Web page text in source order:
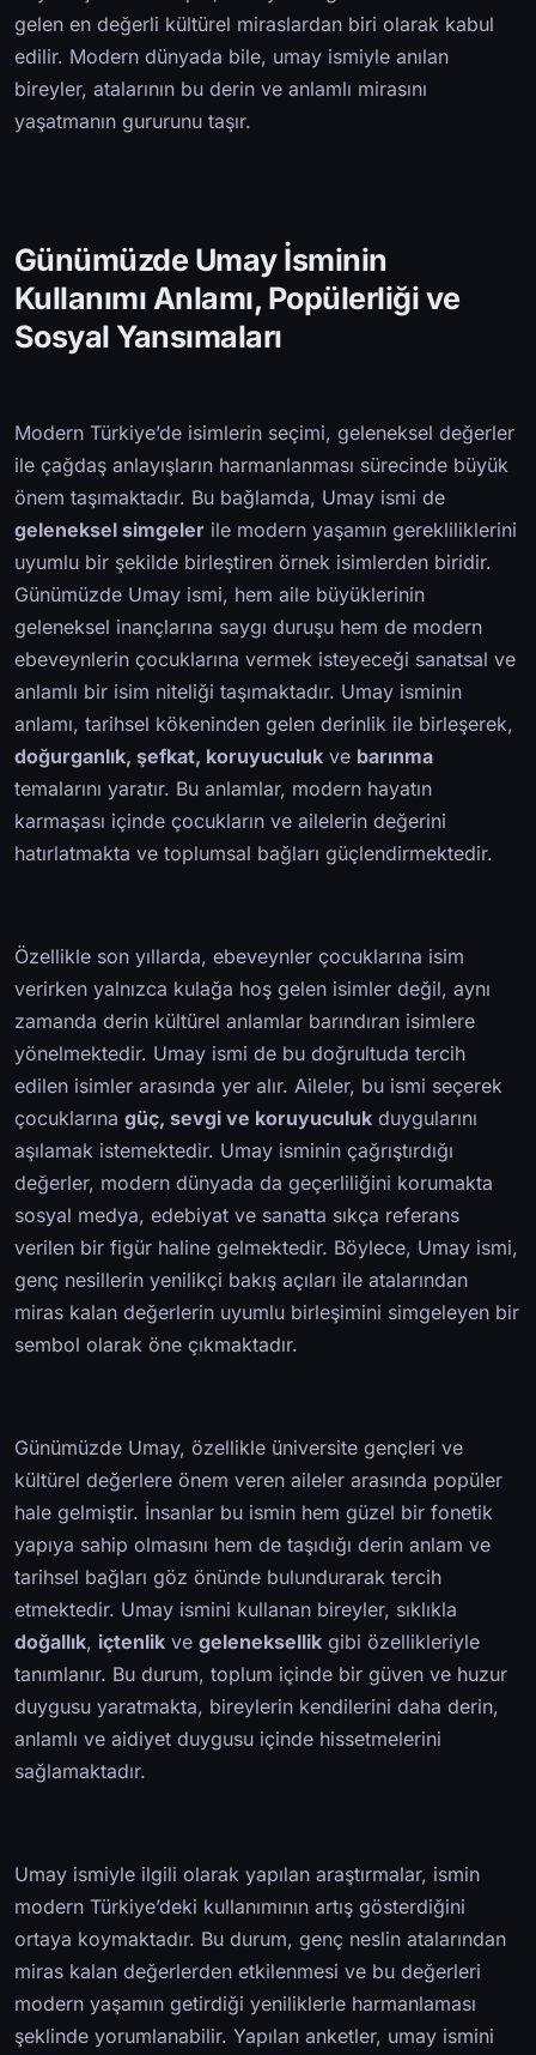
gelen en değerli kültürel miraslardan biri olarak kabul
edilir. Modern dünyada bile, umay ismiyle anılan
bireyler, atalarının bu derin ve anlamlı mirasını
yaşatmanın gururunu taşır.
Günümüzde Umay İsminin
Kullanımı Anlamı, Popülerliği ve
Sosyal Yansımaları
Modern Türkiye’de isimlerin seçimi, geleneksel değerler
ile çağdaş anlayışların harmanlanması sürecinde büyük
önem taşımaktadır. Bu bağlamda, Umay ismi de
geleneksel simgeler ile modern yaşamın gerekliliklerini
uyumlu bir şekilde birleştiren örnek isimlerden biridir.
Günümüzde Umay ismi, hem aile büyüklerinin
geleneksel inançlarına saygı duruşu hem de modern
ebeveynlerin çocuklarına vermek isteyeceği sanatsal ve
anlamlı bir isim niteliği taşımaktadır. Umay isminin
anlamı, tarihsel kökeninden gelen derinlik ile birleşerek,
doğurganlık, şefkat, koruyuculuk ve barınma
temalarını yaratır. Bu anlamlar, modern hayatın
karmaşası içinde çocukların ve ailelerin değerini
hatırlatmakta ve toplumsal bağları güçlendirmektedir.
Özellikle son yıllarda, ebeveynler çocuklarına isim
verirken yalnızca kulağa hoş gelen isimler değil, aynı
zamanda derin kültürel anlamlar barındıran isimlere
yönelmektedir. Umay ismi de bu doğrultuda tercih
edilen isimler arasında yer alır. Aileler, bu ismi seçerek
çocuklarına güç, sevgi ve koruyuculuk duygularını
aşılamak istemektedir. Umay isminin çağrıştırdığı
değerler, modern dünyada da geçerliliğini korumakta
sosyal medya, edebiyat ve sanatta sıkça referans
verilen bir figür haline gelmektedir. Böylece, Umay ismi,
genç nesillerin yenilikçi bakış açıları ile atalarından
miras kalan değerlerin uyumlu birleşimini simgeleyen bir
sembol olarak öne çıkmaktadır.
Günümüzde Umay, özellikle üniversite gençleri ve
kültürel değerlere önem veren aileler arasında popüler
hale gelmiştir. İnsanlar bu ismin hem güzel bir fonetik
yapıya sahip olmasını hem de taşıdığı derin anlam ve
tarihsel bağları göz önünde bulundurarak tercih
etmektedir. Umay ismini kullanan bireyler, sıklıkla
doğallık, içtenlik ve geleneksellik gibi özellikleriyle
tanımlanır. Bu durum, toplum içinde bir güven ve huzur
duygusu yaratmakta, bireylerin kendilerini daha derin,
anlamlı ve aidiyet duygusu içinde hissetmelerini
sağlamaktadır.
Umay ismiyle ilgili olarak yapılan araştırmalar, ismin
modern Türkiye’deki kullanımının artış gösterdiğini
ortaya koymaktadır. Bu durum, genç neslin atalarından
miras kalan değerlerden etkilenmesi ve bu değerleri
modern yaşamın getirdiği yeniliklerle harmanlaması
şeklinde yorumlanabilir. Yapılan anketler, umay ismini